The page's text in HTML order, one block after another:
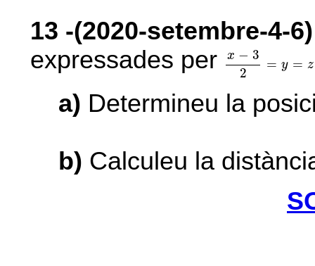
13 -(2020-setembre-4-6)
expressades per
x − 3
2
= y = z
x- =
a) Determineu la
b) Calculeu la